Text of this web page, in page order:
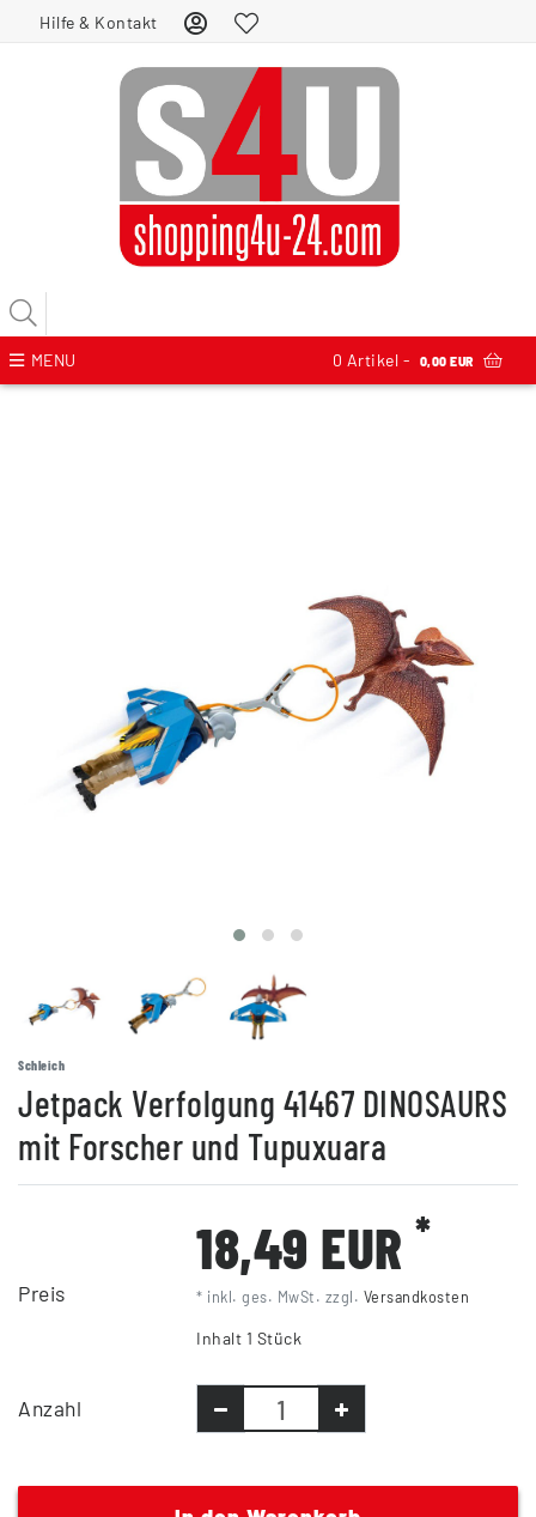
Hilfe & Kontakt
MENU 0 Artikel - 0,00 EUR
Schleich
Jetpack Verfolgung 41467 DINOSAURS
mit Forscher und Tupuxuara
Preis
18,49 EUR*
* inkl. ges. MwSt. zzgl. Versandkosten
Inhalt 1 Stück
Anzahl